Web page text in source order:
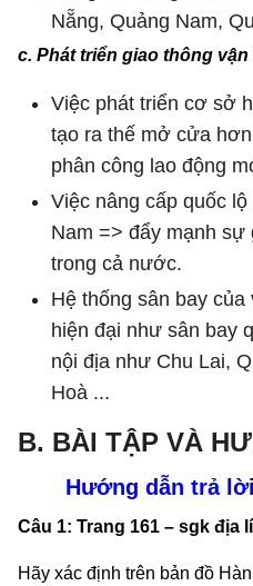
Nẵng, Quảng Nam,
c. Phát triển giao thông vận
Việc phát triển cơ sở
tạo ra thế mở cửa
phân công lao động
Việc nâng cấp quốc
Nam => đẩy mạnh
trong cả nước.
Hệ thống sân bay
hiện đại như sân bay
nội địa như Chu Lai,
Hoà ...
B. BÀI TẬP VÀ
Hướng dẫn trả
Câu 1: Trang 161 – sgk địa
Hãy xác định trên bản đồ